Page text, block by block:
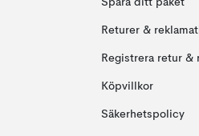
Spåra ditt paket
Returer &
Registrera retur &
Köpvillkor
Säkerhetspolicy